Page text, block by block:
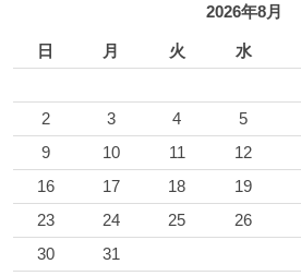
2026年8月
日 月 火 水
2
3 4 5
9
10 11 12
16
17 18 19
23
24 25 26
30
31